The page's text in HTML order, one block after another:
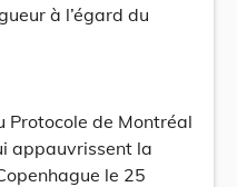
à l’égard du
Protocole de Montréal
appauvrissent la
le 25